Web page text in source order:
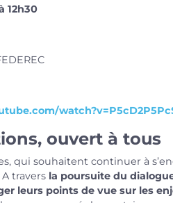
12h30
ouvert à tous
qui souhaitent continuer à
A travers la poursuite du
leurs points de vue sur les